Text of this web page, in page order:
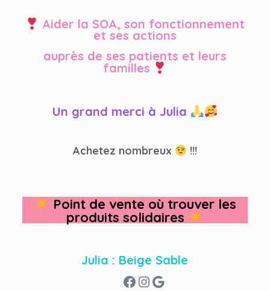
Aider la SOA, son fonctionnement
et ses actions
auprès de ses patients et leurs
familles
Un grand merci à Julia
Achetez nombreux !!!
Point de vente où trouver les
produits solidaires
Julia : Beige Sable
Facebook
Instagram
Google